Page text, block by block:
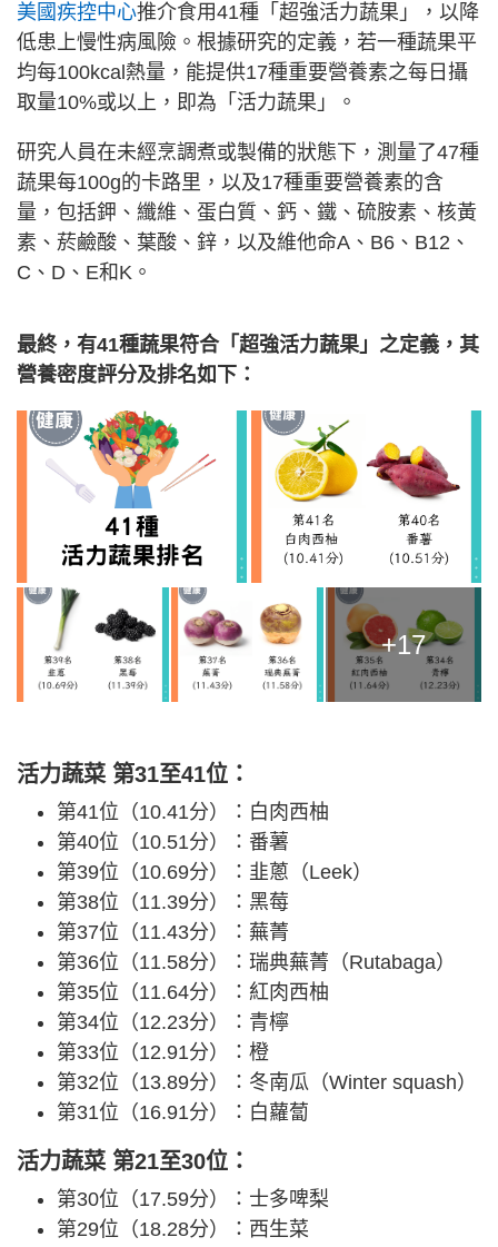
美國疾控中心推介食用41種「超強活力蔬果」，以降
低患上慢性病風險。根據研究的定義，若一種蔬果平
均每100kcal熱量，能提供17種重要營養素之每日攝
取量10%或以上，即為「活力蔬果」。
研究人員在未經烹調煮或製備的狀態下，測量了47種
蔬果每100g的卡路里，以及17種重要營養素的含
量，包括鉀、纖維、蛋白質、鈣、鐵、硫胺素、核黃
素、菸鹼酸、葉酸、鋅，以及維他命A、B6、B12、
C、D、E和K。
最終，有41種蔬果符合「超強活力蔬果」之定義，其
營養密度評分及排名如下：
+17
活力蔬菜 第31至41位：
第41位（10.41分）：白肉西柚
第40位（10.51分）：番薯
第39位（10.69分）：韭蔥（Leek）
第38位（11.39分）：黑莓
第37位（11.43分）：蕪菁
第36位（11.58分）：瑞典蕪菁（Rutabaga）
第35位（11.64分）：紅肉西柚
第34位（12.23分）：青檸
第33位（12.91分）：橙
第32位（13.89分）：冬南瓜（Winter squash）
第31位（16.91分）：白蘿蔔
活力蔬菜 第21至30位 ：
第30位（17.59分）：士多啤梨
第29位（18.28分）：西生菜